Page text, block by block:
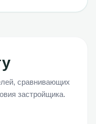
сравнивающих
застройщика.